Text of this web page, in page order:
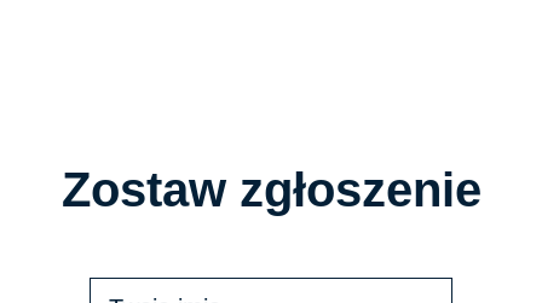
Zostaw zgłoszenie